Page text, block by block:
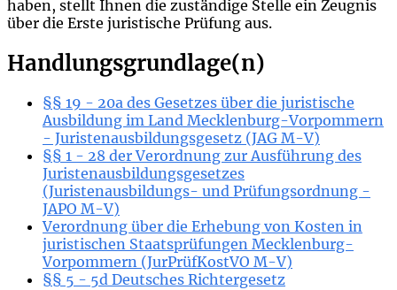
haben, stellt Ihnen die zuständige Stelle ein Zeugnis
über die Erste juristische Prüfung aus.
Handlungsgrundlage(n)
§§ 19 - 20a des Gesetzes über die juristische
Ausbildung im Land Mecklenburg-Vorpommern
- Juristenausbildungsgesetz (JAG M-V)
§§ 1 - 28 der Verordnung zur Ausführung des
Juristenausbildungsgesetzes
(Juristenausbildungs- und Prüfungsordnung -
JAPO M-V)
Verordnung über die Erhebung von Kosten in
juristischen Staatsprüfungen Mecklenburg-
Vorpommern (JurPrüfKostVO M-V)
§§ 5 - 5d Deutsches Richtergesetz